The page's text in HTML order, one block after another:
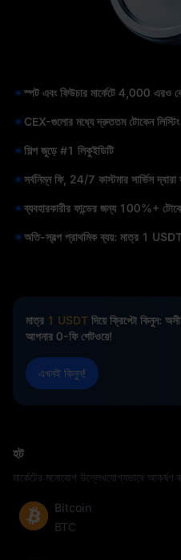
স্পট এবং ফিউচার মার্কেটে 4,000 এরও
CEX-গুলোর মধ্যে দ্রুততম টোকেন লিস্টিং
শিল্প জুড়ে #1 লিকুইডিটি
সর্বনিম্ন ফি, 24/7 কাস্টমার সার্ভিস দ্বারা
ব্যবহারকারীর ফান্ডের জন্য 100%+
অতি-স্বল্প প্রাথমিক ব্যয়: মাত্র 1 USDT
মাত্র 1 USDT দিয়ে ক্রিপ্টো কিনুন:
আপনার 0-ফি গেটওয়ে!
এখনই কিনুন!
হট
মার্কেটের মনোযোগ উল্লেখযোগ্যভাবে আকর্ষণ
Bitcoin
BTC